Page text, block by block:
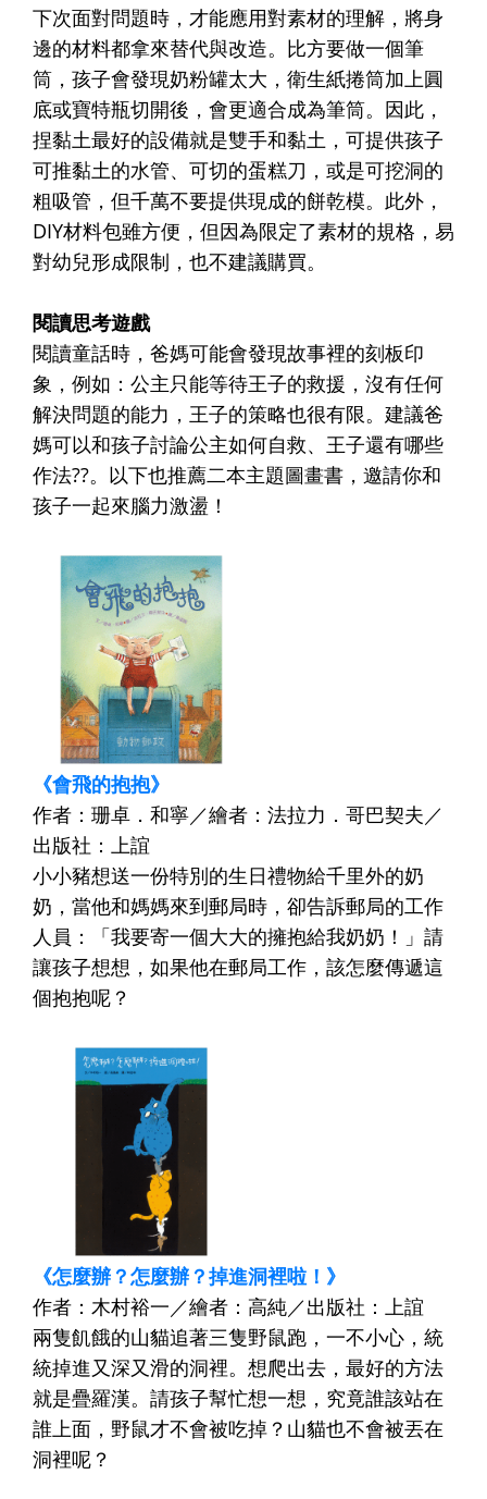
下次面對問題時，才能應用對素材的理解，將身
邊的材料都拿來替代與改造。比方要做一個筆
筒，孩子會發現奶粉罐太大，衛生紙捲筒加上圓
底或寶特瓶切開後，會更適合成為筆筒。因此，
捏黏土最好的設備就是雙手和黏土，可提供孩子
可推黏土的水管、可切的蛋糕刀，或是可挖洞的
粗吸管，但千萬不要提供現成的餅乾模。此外，
DIY材料包雖方便，但因為限定了素材的規格，易
對幼兒形成限制，也不建議購買。
閱讀思考遊戲
閱讀童話時，爸媽可能會發現故事裡的刻板印
象，例如：公主只能等待王子的救援，沒有任何
解決問題的能力，王子的策略也很有限。建議爸
媽可以和孩子討論公主如何自救、王子還有哪些
作法??。以下也推薦二本主題圖畫書，邀請你和
孩子一起來腦力激盪！
《會飛的抱抱》
作者：珊卓．和寧／繪者：法拉力．哥巴契夫／
出版社：上誼
小小豬想送一份特別的生日禮物給千里外的奶
奶，當他和媽媽來到郵局時，卻告訴郵局的工作
人員：「我要寄一個大大的擁抱給我奶奶！」請
讓孩子想想，如果他在郵局工作，該怎麼傳遞這
個抱抱呢？
《怎麼辦？怎麼辦？掉進洞裡啦！》
作者：木村裕一／繪者：高純／出版社：上誼
兩隻飢餓的山貓追著三隻野鼠跑，一不小心，統
統掉進又深又滑的洞裡。想爬出去，最好的方法
就是疊羅漢。請孩子幫忙想一想，究竟誰該站在
誰上面，野鼠才不會被吃掉？山貓也不會被丟在
洞裡呢？